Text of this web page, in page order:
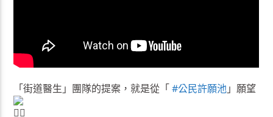
「街道醫生」團隊的提案，就是從「#公民許願池」願望